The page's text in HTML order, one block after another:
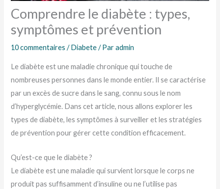
Comprendre le diabète : types,
symptômes et prévention
10 commentaires /Diabete/ Paradmin
Le diabète est une maladie chronique qui touche de
nombreuses personnes dans le monde entier. Il se caractérise
par un excès de sucre dans le sang, connu sous le nom
d’hyperglycémie. Dans cet article, nous allons explorer les
types de diabète, les symptômes à surveiller et les stratégies
de prévention pour gérer cette condition efficacement.
Qu’est-ce que le diabète ?
Le diabète est une maladie qui survient lorsque le corps ne
produit pas suffisamment d’insuline ou ne l’utilise pas